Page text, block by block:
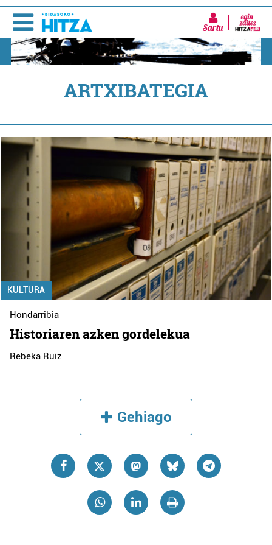
Sartu
ARTXIBATEGIA
KULTURA
Hondarribia
Historiaren azken gordelekua
Rebeka Ruiz
Gehiago